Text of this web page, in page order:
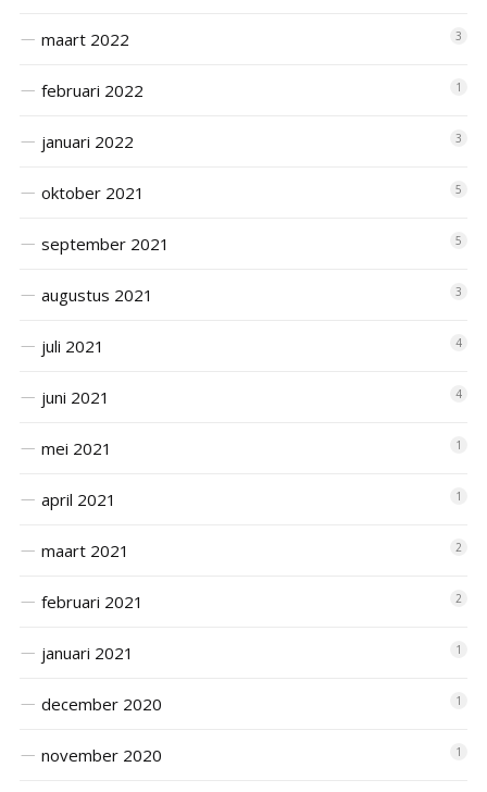
maart 2022 3
februari 2022 1
januari 2022 3
oktober 2021 5
september 2021 5
augustus 2021 3
juli 2021 4
juni 2021 4
mei 2021 1
april 2021 1
maart 2021 2
februari 2021 2
januari 2021 1
december 2020 1
november 2020 1